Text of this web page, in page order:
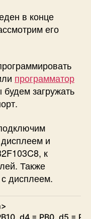
в конце
его
программатор
загружать
и
к
Также
дисплеем.